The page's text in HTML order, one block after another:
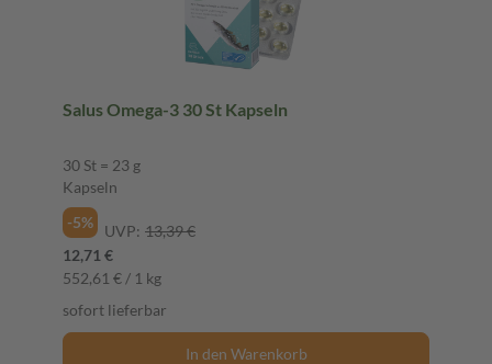
Salus Omega-3 30 St Kapseln
30 St = 23 g
Kapseln
-5%
UVP: 13,39 €
12,71 €
552,61 € / 1 kg
sofort lieferbar
In den Warenkorb